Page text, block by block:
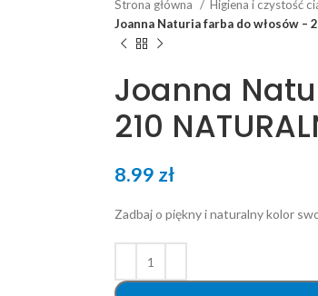
Strona główna
Higiena i czystość
Joanna Naturia farba do włosów –
Joanna
210
8.99 zł
Zadbaj o piękny i naturalny kolor